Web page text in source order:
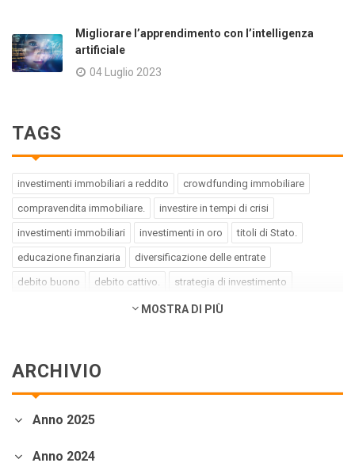
Migliorare l’apprendimento con l’intelligenza
artificiale
04 Luglio 2023
TAGS
investimenti immobiliari a reddito crowdfunding immobiliare
compravendita immobiliare. investire in tempi di crisi
investimenti immobiliari investimenti in oro titoli di Stato.
educazione finanziaria diversificazione delle entrate
debito buono debito cattivo. strategia di investimento
errori dell'investitore
crowdfunding. azioni sottovalutate
sistema bancario
MOSTRA DI PIÙ
ARCHIVIO
Anno 2025
Anno 2024